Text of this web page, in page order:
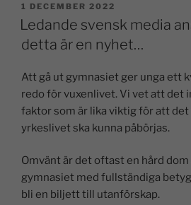
1 DECEMBER 2022
Ledande svensk media
detta är en nyhet…
Att gå ut gymnasiet ger unga ett
redo för vuxenlivet. Vi vet att det
faktor som är lika viktig för att
yrkeslivet ska kunna påbörjas.
Omvänt är det oftast en hård
gymnasiet med fullständiga
bli en biljett till utanförskap.